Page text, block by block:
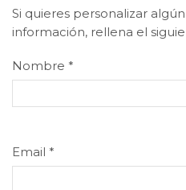
Si quieres personalizar
información, rellena el
Nombre *
Email *